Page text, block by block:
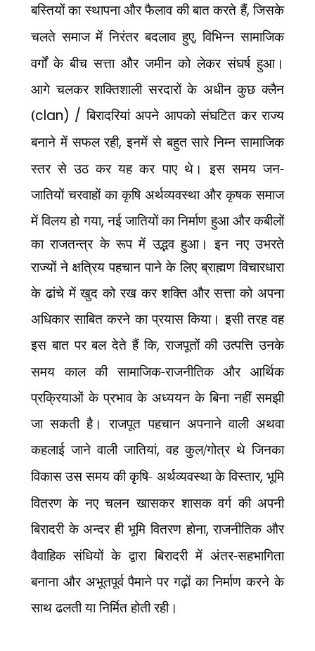
बस्तियों का स्थापना और फैलाव की बात करते हैं,जिसके
चलतेसमाज में निरंतर बदलाव हुए,विभिन्न सामाजिक
वर्गों के बीच सत्ता और जमीन को लेकर संघर्ष हुआ।
आगेचलकर शक्तिशाली सरदारों के अधीन कुछ क्लैन
(clan) /बिरादरियां अपने आपको संघटित कर राज्य
बनानेमें सफल रही,इनमें से बहुत सारे निम्न सामाजिक
स्तर से उठ कर यह कर पाए थे। इस समय जन-
जातियोंचरवाहों का कृषि अर्थव्यवस्था और कृषक समाज
में विलय हो गया,नई जातियों का निर्माण हुआ औरकबीलों
का राजतन्त्र के रूप में उद्भव हुआ। इन नए उभरते
राज्यों ने क्षत्रिय पहचान पाने के लिए ब्राह्मणविचारधारा
के ढांचे में खुद को रख कर शक्ति और सत्ता को अपना
अधिकार साबित करने का प्रयास किया। इसी तरह वह
इस बात पर बल देते हैं कि,राजपूतों की उत्पत्ति उनके
समय काल की सामाजिक-राजनीतिक और आर्थिक
प्रक्रियाओं के प्रभाव के अध्ययन के बिना नहीं समझी
जा सकती है। राजपूत पहचान अपनाने वाली अथवा
कहलाई जाने वाली जातियां,वह कुल/गोत्र थे जिनका
विकास उस समय की कृषि- अर्थव्यवस्था के विस्तार,भूमि
वितरण के नए चलन खासकर शासक वर्ग की अपनी
बिरादरी के अन्दर ही भूमि वितरण होना,राजनीतिक और
वैवाहिक संधियों के द्वारा बिरादरी में अंतर-सहभागिता
बनाना और अभूतपूर्व पैमाने पर गढ़ों का निर्माण करने के
साथ ढलती या निर्मित होती रही।